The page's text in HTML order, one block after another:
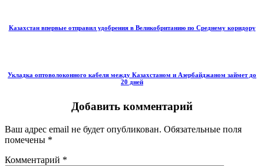
Казахстан впервые отправил удобрения в Великобританию по Среднему коридору
Укладка оптоволоконного кабеля между Казахстаном и Азербайджаном займет до
20 дней
Добавить комментарий
Ваш адрес email не будет опубликован. Обязательные поля
помечены *
Комментарий *